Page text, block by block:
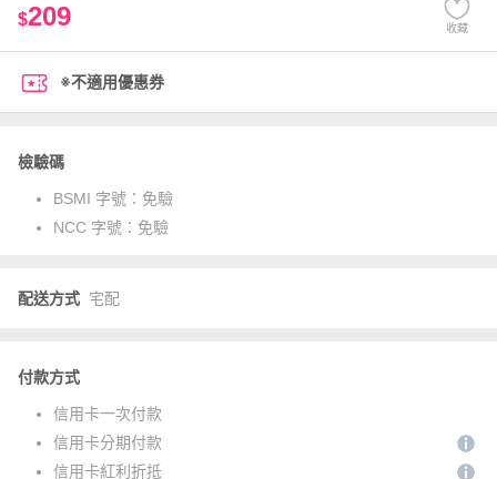
$209 收藏
※不適用優惠券
檢驗碼
BSMI 字號： 免驗
NCC 字號： 免驗
配送方式 宅配
付款方式
信用卡一次付款
信用卡分期付款
信用卡紅利折抵